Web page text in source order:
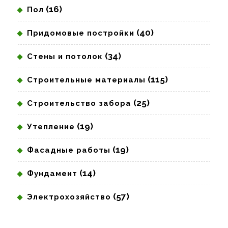
Пол (16)
Придомовые постройки (40)
Стены и потолок (34)
Строительные материалы (115)
Строительство забора (25)
Утепление (19)
Фасадные работы (19)
Фундамент (14)
Электрохозяйство (57)